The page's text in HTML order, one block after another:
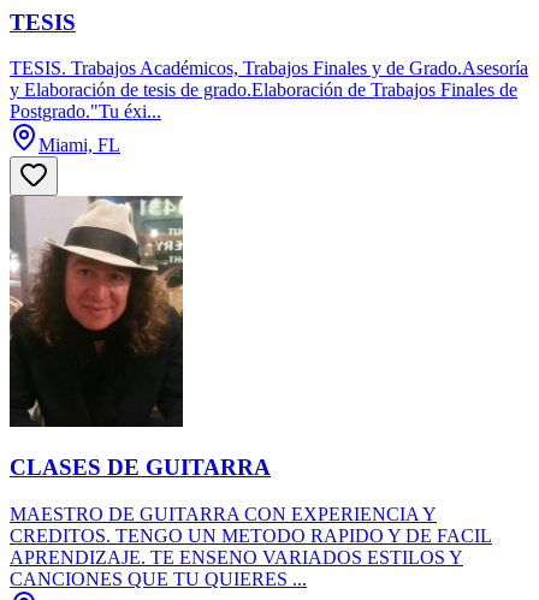
TESIS
TESIS. Trabajos Académicos, Trabajos Finales y de Grado.Asesoría
y Elaboración de tesis de grado.Elaboración de Trabajos Finales de
Postgrado."Tu éxi...
Miami, FL
CLASES DE GUITARRA
MAESTRO DE GUITARRA CON EXPERIENCIA Y
CREDITOS. TENGO UN METODO RAPIDO Y DE FACIL
APRENDIZAJE. TE ENSENO VARIADOS ESTILOS Y
CANCIONES QUE TU QUIERES ...